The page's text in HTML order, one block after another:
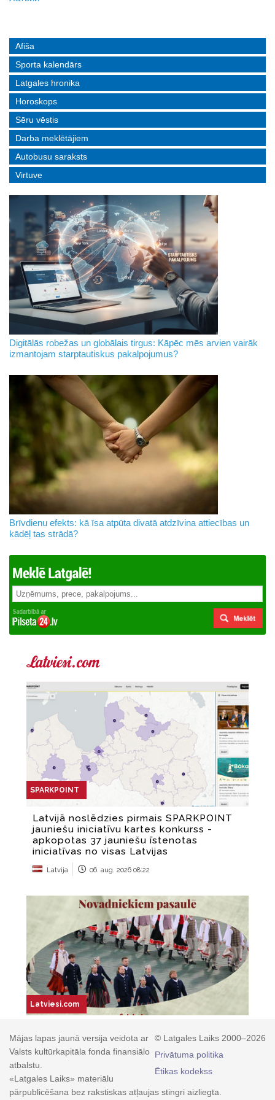
Afiša
Sporta kalendārs
Latgales hronika
Horoskops
Sēru vēstis
Darba meklētājiem
Autobusu saraksts
Virtuve
Digitālās robežas un globālais tirgus: Kāpēc mēs arvien vairāk
izmantojam starptautiskus pakalpojumus?
Brīvdienu efekts: kā īsa atpūta divatā atdzīvina attiecības un
kādēļ tas strādā?
© Latgales Laiks 2000–2026
Privātuma politika
Ētikas kodekss
Mājas lapas jaunā versija veidota ar
Valsts kultūrkapitāla fonda finansiālo
atbalstu.
«Latgales Laiks» materiālu
pārpublicēšana bez rakstiskas atļaujas stingri aizliegta.